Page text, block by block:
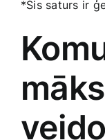
*Šis saturs ‍ir⁢